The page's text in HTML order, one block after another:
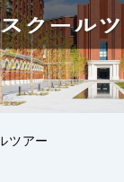
ツアー